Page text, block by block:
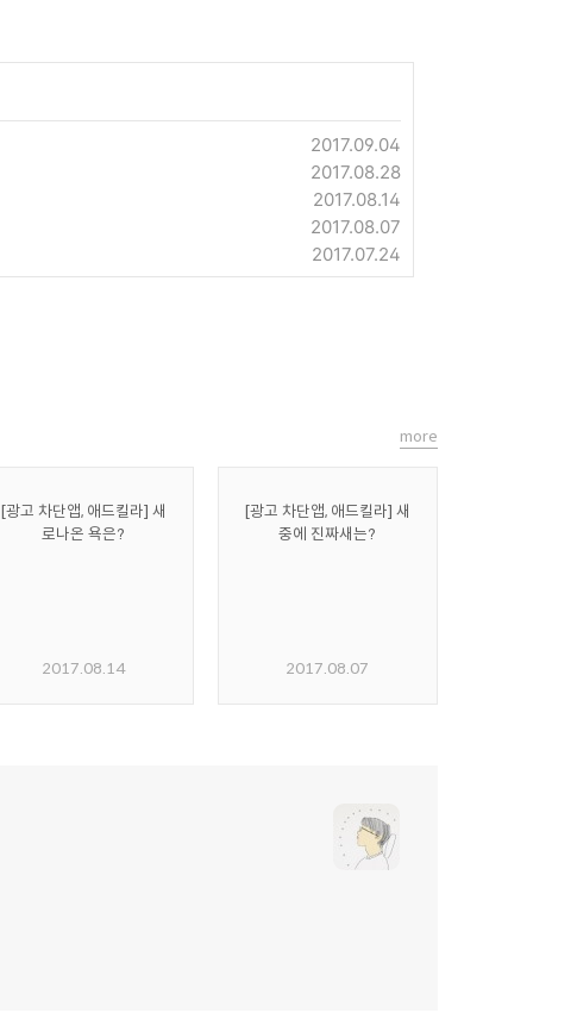
2017.09.04
2017.08.28
2017.08.14
2017.08.07
2017.07.24
[광고 차단앱, 애드킬라] 새
로나온 욕은?
2017.08.14
[광고 차단앱, 애드킬라] 새
중에 진짜새는?
2017.08.07
more